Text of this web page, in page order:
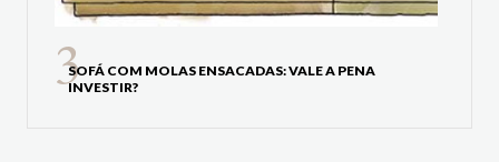
SOFÁ COM MOLAS ENSACADAS: VALE A PENA
INVESTIR?